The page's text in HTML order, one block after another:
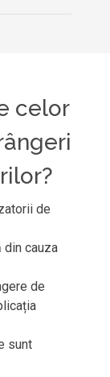
celor
de
cauza
de
sunt